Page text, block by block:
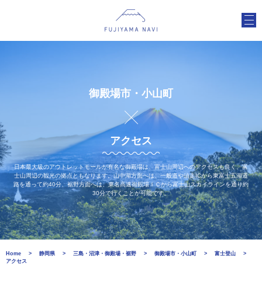
御殿場市・小山町
アクセス
日本最大級のアウトレットモールが有名な御殿場は、富士山周辺へのアクセスも良く、富
士山周辺の観光の拠点ともなります。山中湖方面へは、一般道や須走ICから東富士五湖道
路を通って約40分、裾野方面へは、東名高速御殿場ＩＣから富士山スカイラインを通り約
30分で行くことが可能です。
Home 静岡県 三島・沼津・御殿場・裾野 御殿場市・小山町
富士登山
アクセス